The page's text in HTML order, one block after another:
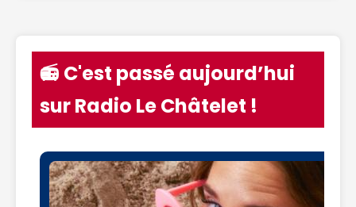
📻 C'est passé aujourd’hui
sur Radio Le Châtelet !